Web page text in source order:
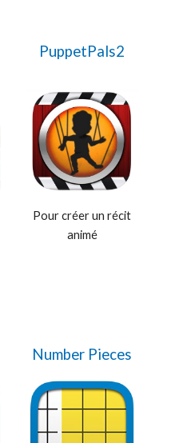
PuppetPals2
Pour créer un récit
animé
Number Pieces